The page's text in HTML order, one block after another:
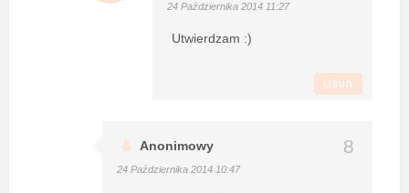
24 Października 2014 11:27
Utwierdzam :)
Usuń
Anonimowy
24 Października 2014 10:47